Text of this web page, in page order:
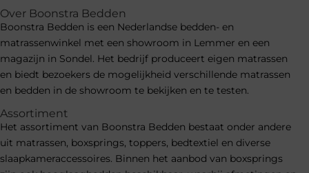
Over Boonstra Bedden
Boonstra Bedden is een Nederlandse bedden- en
matrassenwinkel met een showroom in Lemmer en een
magazijn in Sondel. Het bedrijf produceert eigen matrassen
en biedt bezoekers de mogelijkheid verschillende matrassen
en bedden in de showroom te bekijken en te testen.
Assortiment
Het assortiment van Boonstra Bedden bestaat onder andere
uit matrassen, boxsprings, toppers, bedtextiel en diverse
slaapkameraccessoires. Binnen het aanbod van boxsprings